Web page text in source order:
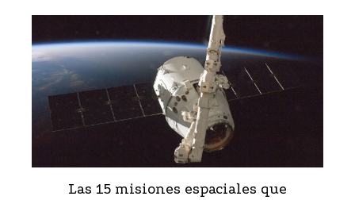
Las 15 misiones espaciales que